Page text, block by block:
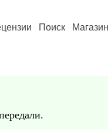
Поиск Магазин